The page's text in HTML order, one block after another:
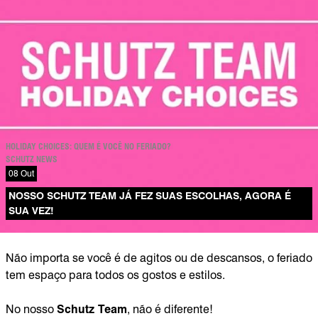
HOLIDAY CHOICES: QUEM É VOCÊ NO FERIADO?
SCHUTZ NEWS
08 Out
NOSSO SCHUTZ TEAM JÁ FEZ SUAS ESCOLHAS, AGORA É
SUA VEZ!
Não importa se você é de agitos ou de descansos, o feriado
tem espaço para todos os gostos e estilos.
No nosso Schutz Team, não é diferente!